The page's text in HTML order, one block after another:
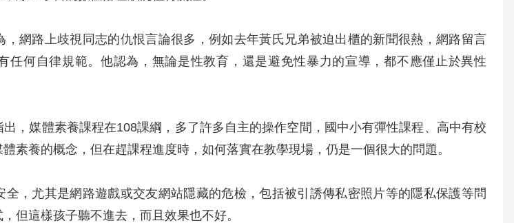
，網路上歧視同志的仇恨言論很多，例如去年黃氏兄弟被迫出櫃的新聞很熱，網路留言
任何自律規範。他認為，無論是性教育，還是避免性暴力的宣導，都不應僅止於異性
，媒體素養課程在108課綱，多了許多自主的操作空間，國中小有彈性課程、高中有校
素養的概念，但在趕課程進度時，如何落實在教學現場，仍是一個很大的問題。
全，尤其是網路遊戲或交友網站隱藏的危檢，包括被引誘傳私密照片等的隱私保護等問
但這樣孩子聽不進去，而且效果也不好。